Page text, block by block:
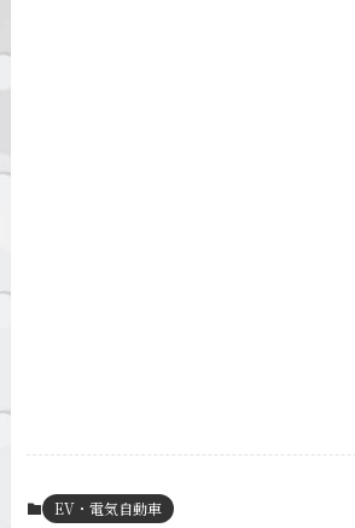
EV・電気自動車